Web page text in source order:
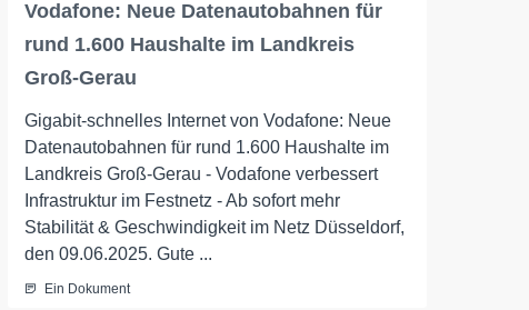
Vodafone: Neue Datenautobahnen für
rund 1.600 Haushalte im Landkreis
Groß-Gerau
Gigabit-schnelles Internet von Vodafone: Neue
Datenautobahnen für rund 1.600 Haushalte im
Landkreis Groß-Gerau - Vodafone verbessert
Infrastruktur im Festnetz - Ab sofort mehr
Stabilität & Geschwindigkeit im Netz Düsseldorf,
den 09.06.2025. Gute ...
Ein Dokument